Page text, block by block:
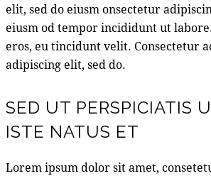
elit, sed do eiusm onsectetur
eiusm od tempor incididunt ut
eros, eu tincidunt velit. Consectetur
adipiscing elit, sed do.
SED UT PERSPICIATIS
ISTE NATUS ET
Lorem ipsum dolor sit amet,